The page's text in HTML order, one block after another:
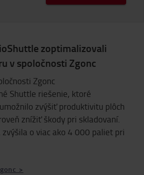
zoptimalizovali
v spoločnosti Zgonc
Zgonc
Shuttle riešenie, ktoré
zvýšiť produktivitu plôch
znížiť škody pri skladovaní.
zvýšila o viac ako 4 000 paliet pri
>